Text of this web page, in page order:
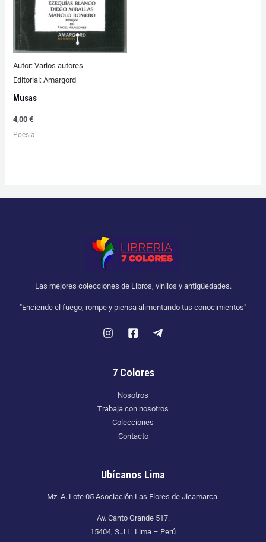
Autor: Varios autores
Editorial: Amargord
Musas
4,00€
Poesia
Las mejores colecciones de Libros, vinilos y antigüedades.
"Enciende el fuego, rompe y piensa alimentando tus conocimientos"
7 Colores
Nosotros
Trabaja con nosotros
Colecciones
Contacto
Ubícanos Lima
Mz. A. Lote 05 Asociación Las Flores de Jicamarca.
Av. Canto Grande 517.
15404, S.J.L. Lima – Perú